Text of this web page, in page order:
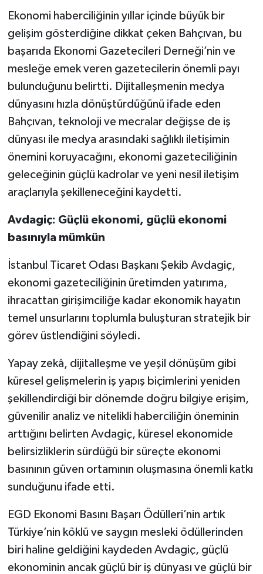
Ekonomi haberciliğinin yıllar içinde büyük bir
gelişim gösterdiğine dikkat çeken Bahçıvan, bu
başarıda Ekonomi Gazetecileri Derneği’nin ve
mesleğe emek veren gazetecilerin önemli payı
bulunduğunu belirtti. Dijitalleşmenin medya
dünyasını hızla dönüştürdüğünü ifade eden
Bahçıvan, teknoloji ve mecralar değişse de iş
dünyası ile medya arasındaki sağlıklı iletişimin
önemini koruyacağını, ekonomi gazeteciliğinin
geleceğinin güçlü kadrolar ve yeni nesil iletişim
araçlarıyla şekilleneceğini kaydetti.
Avdagiç: Güçlü ekonomi, güçlü ekonomi
basınıyla mümkün
İstanbul Ticaret Odası Başkanı Şekib Avdagiç,
ekonomi gazeteciliğinin üretimden yatırıma,
ihracattan girişimciliğe kadar ekonomik hayatın
temel unsurlarını toplumla buluşturan stratejik bir
görev üstlendiğini söyledi.
Yapay zekâ, dijitalleşme ve yeşil dönüşüm gibi
küresel gelişmelerin iş yapış biçimlerini yeniden
şekillendirdiği bir dönemde doğru bilgiye erişim,
güvenilir analiz ve nitelikli haberciliğin öneminin
arttığını belirten Avdagiç, küresel ekonomide
belirsizliklerin sürdüğü bir süreçte ekonomi
basınının güven ortamının oluşmasına önemli katkı
sunduğunu ifade etti.
EGD Ekonomi Basını Başarı Ödülleri’nin artık
Türkiye’nin köklü ve saygın mesleki ödüllerinden
biri haline geldiğini kaydeden Avdagiç, güçlü
ekonominin ancak güçlü bir iş dünyası ve güçlü bir